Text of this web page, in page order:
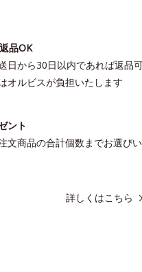
品OK
日から30日以内であれば返品
オルビスが負担いたします
ント
文商品の合計個数までお選び
詳しくはこちら